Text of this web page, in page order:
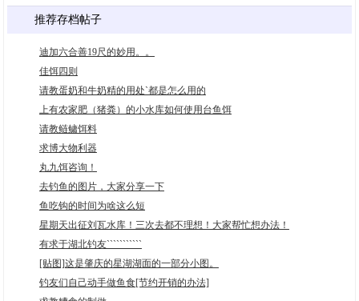
推荐存档帖子
迪加六合善19尺的妙用。。
佳饵四则
请教蛋奶和牛奶精的用处`都是怎么用的
上有农家肥（猪粪）的小水库如何使用台鱼饵
请教鲢鳙饵料
求博大物利器
丸九饵咨询！
去钓鱼的图片，大家分享一下
鱼吃钩的时间为啥这么短
星期天出征刘瓦水库！三次去都不理想！大家帮忙想办法！
有求于湖北钓友```````````
[贴图]这是肇庆的星湖湖面的一部分小图。
钓友们自己动手做鱼食[节约开销的办法]